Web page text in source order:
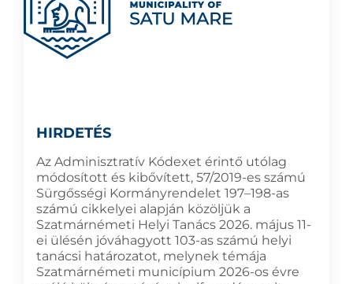
HIRDETÉS
Az Adminisztratív Kódexet érintő utólag
módosított és kibővített, 57/2019-es számú
Sürgősségi Kormányrendelet 197–198-as
számú cikkelyei alapján közöljük a
Szatmárnémeti Helyi Tanács 2026. május 11-
ei ülésén jóváhagyott 103-as számú helyi
tanácsi határozatot, melynek témája
Szatmárnémeti municípium 2026-os évre